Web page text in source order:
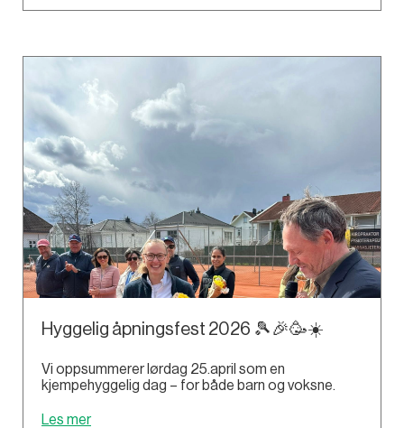
Hyggelig åpningsfest 2026 🎾🎉🥳☀️
Vi oppsummerer lørdag 25.april som en
kjempehyggelig dag – for både barn og voksne.
Les mer